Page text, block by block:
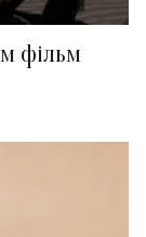
фільм